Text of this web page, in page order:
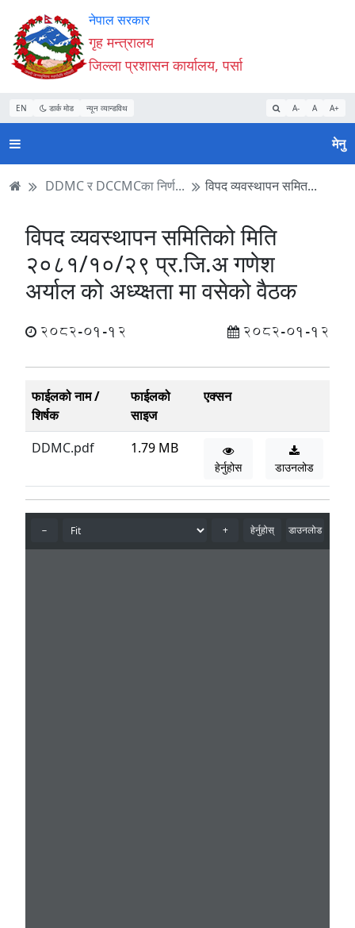
Accessibility
Mode
सुरु
गर्नुहोस्
सामाग्री
पढ्नुहाेस्
नेभिगेसन
पढ्नुहाेस्
वेबसाइट
खोजमा
जानुहोस्
नेपाल सरकार
गृह मन्त्रालय
जिल्ला प्रशासन कार्यालय, पर्सा
EN डार्क मोड न्यून व्यान्डविथ A- A A+
मेनु
DDMC र DCCMCका निर्ण... विपद व्यवस्थापन समित...
विपद व्यवस्थापन समितिको मिति
२०८१/१०/२९ प्र.जि.अ गणेश
अर्याल को अध्य्क्षता मा वसेको वैठक
2082-01-12 2082-01-12
फाईलको नाम /
शिर्षक
फाईलको
साइज
एक्सन
DDMC.pdf 1.79 MB
हेर्नुहोस डाउनलोड